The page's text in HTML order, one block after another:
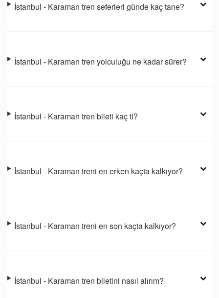
İstanbul - Karaman tren seferleri günde kaç tane?
İstanbul - Karaman tren yolculuğu ne kadar sürer?
İstanbul - Karaman tren bileti kaç tl?
İstanbul - Karaman treni en erken kaçta kalkıyor?
İstanbul - Karaman treni en son kaçta kalkıyor?
İstanbul - Karaman tren biletini nasıl alırım?